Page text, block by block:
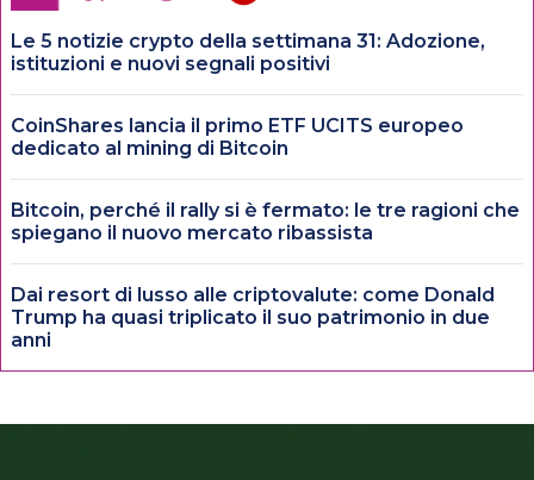
Le 5 notizie crypto della settimana 31: Adozione,
istituzioni e nuovi segnali positivi
CoinShares lancia il primo ETF UCITS europeo
dedicato al mining di Bitcoin
Bitcoin, perché il rally si è fermato: le tre ragioni che
spiegano il nuovo mercato ribassista
Dai resort di lusso alle criptovalute: come Donald
Trump ha quasi triplicato il suo patrimonio in due
anni